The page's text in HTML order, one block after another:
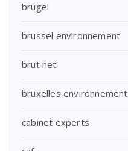
brugel
brussel environnement
brut net
bruxelles environnement
cabinet experts